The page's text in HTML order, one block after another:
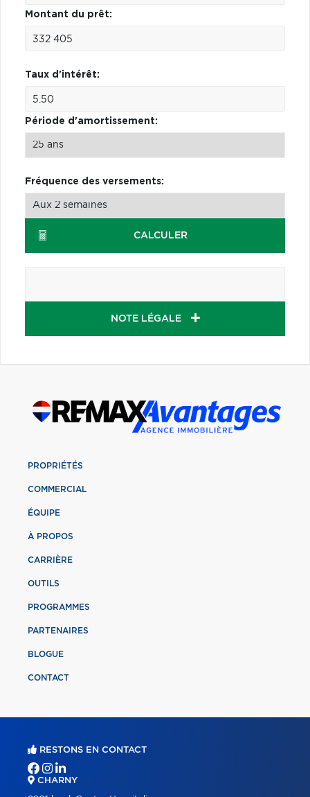
Montant du prêt:
Taux d'intérêt:
Période d'amortissement:
Fréquence des versements:
CALCULER
NOTE LÉGALE
PROPRIÉTÉS
COMMERCIAL
ÉQUIPE
À PROPOS
CARRIÈRE
OUTILS
PROGRAMMES
PARTENAIRES
BLOGUE
CONTACT
RESTONS EN CONTACT
CHARNY